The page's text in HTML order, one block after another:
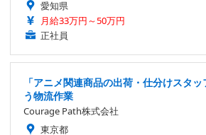
愛知県
月給33万円～50万円
正社員
「アニメ関連商品の出荷・仕分けスタ
う物流作業
Courage Path株式会社
東京都